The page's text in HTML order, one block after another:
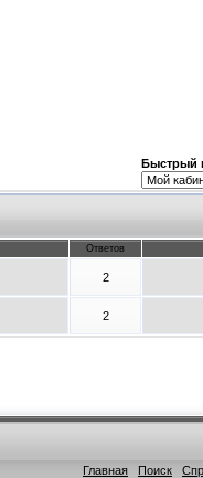
Быстрый
Ответов
2
2
Главная
Поиск